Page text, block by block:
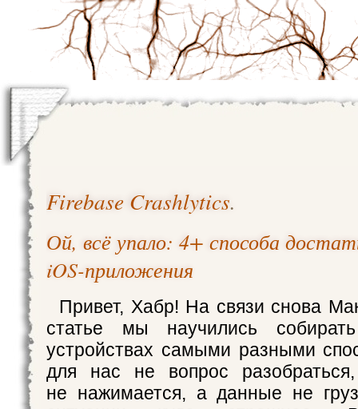
Firebase Crashlytics.
Ой, всё упало: 4+ способа
iOS-приложения
Привет, Хабр! На связи снова
статье мы научились
устройствах самыми разными
для нас не вопрос
не нажимается, а данные не